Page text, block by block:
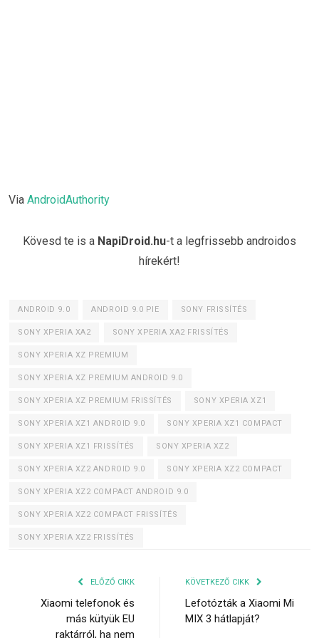
Via AndroidAuthority
Kövesd te is a NapiDroid.hu-t a legfrissebb androidos
hírekért!
ANDROID 9.0 ANDROID 9.0 PIE SONY FRISSÍTÉS
SONY XPERIA XA2 SONY XPERIA XA2 FRISSÍTÉS
SONY XPERIA XZ PREMIUM
SONY XPERIA XZ PREMIUM ANDROID 9.0
SONY XPERIA XZ PREMIUM FRISSÍTÉS SONY XPERIA XZ1
SONY XPERIA XZ1 ANDROID 9.0 SONY XPERIA XZ1 COMPACT
SONY XPERIA XZ1 FRISSÍTÉS SONY XPERIA XZ2
SONY XPERIA XZ2 ANDROID 9.0 SONY XPERIA XZ2 COMPACT
SONY XPERIA XZ2 COMPACT ANDROID 9.0
SONY XPERIA XZ2 COMPACT FRISSÍTÉS
SONY XPERIA XZ2 FRISSÍTÉS
ELŐZŐ CIKK
Xiaomi telefonok és
más kütyük EU
raktárról, ha nem
KÖVETKEZŐ CIKK
Lefotózták a Xiaomi Mi
MIX 3 hátlapját?